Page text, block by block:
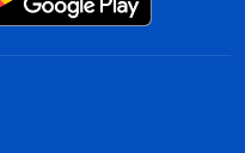
ກຳດັ່ງກ່າວ.
ພຣະເຈົ້າ. ພຣະເຈົ້າອົງ